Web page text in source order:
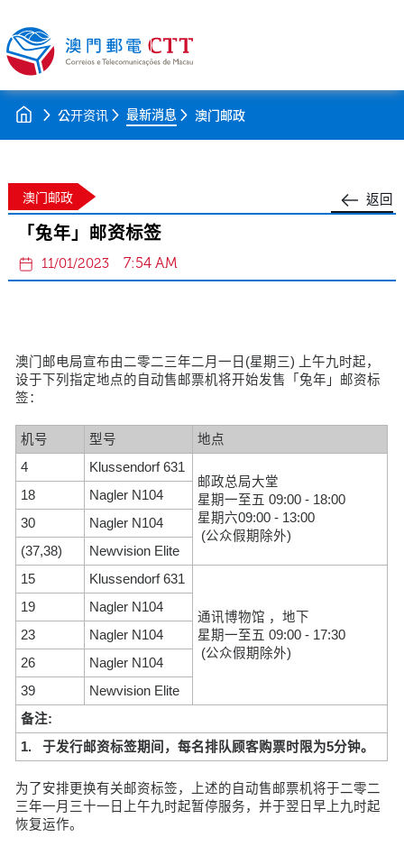
公开资讯 最新消息 澳门邮政
返回
澳门邮政
「兔年」邮资标签
11/01/2023 7:54 AM
澳门邮电局宣布由二零二三年二月一日(星期三) 上午九时起，
设于下列指定地点的自动售邮票机将开始发售「兔年」邮资标
签：
机号 型号
地点
4
Klussendorf 631
邮政总局大堂
星期一至五 09:00 - 18:00
星期六09:00 - 13:00
(公众假期除外)
18
Nagler N104
30
Nagler N104
(37,38)
Newvision Elite
15
Klussendorf 631
通讯博物馆 ，地下
星期一至五 09:00 - 17:30
(公众假期除外)
19
Nagler N104
23
Nagler N104
26
Nagler N104
39
Newvision Elite
备注:
1. 于发行邮资标签期间，每名排队顾客购票时限为5分钟。
为了安排更换有关邮资标签，上述的自动售邮票机将于二零二
三年一月三十一日上午九时起暂停服务，并于翌日早上九时起
恢复运作。